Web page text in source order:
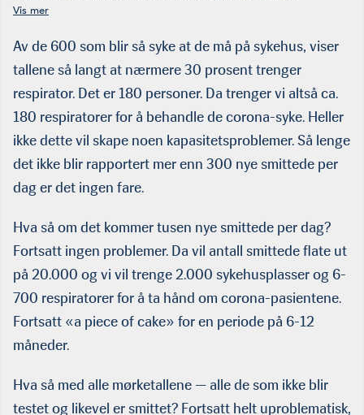
helseinstitusjoner er oppgave nummer én.
Av de 600 som blir så syke at de må på sykehus, viser
tallene så langt at nærmere 30 prosent trenger
respirator. Det er 180 personer. Da trenger vi altså ca.
180 respiratorer for å behandle de corona-syke. Heller
ikke dette vil skape noen kapasitetsproblemer. Så lenge
det ikke blir rap­portert mer enn 300 nye smittede per
dag er det ingen fare.
Hva så om det kommer tusen nye smittede per dag?
Fortsatt ingen problemer. Da vil antall smittede flate ut
på 20.000 og vi vil trenge 2.000 sykehusplasser og 6-
700 respiratorer for å ta hånd om corona-pasientene.
Fortsatt «a piece of cake» for en periode på 6-12
måneder.
Hva så med alle mørketallene — alle de som ikke blir
testet og likevel er smittet? Fortsatt helt uproblematisk,